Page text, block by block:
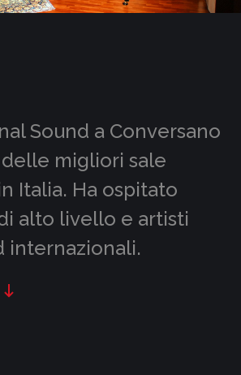
Sound a Conversano
delle migliori sale
Italia. Ha ospitato
alto livello e artisti
internazionali.